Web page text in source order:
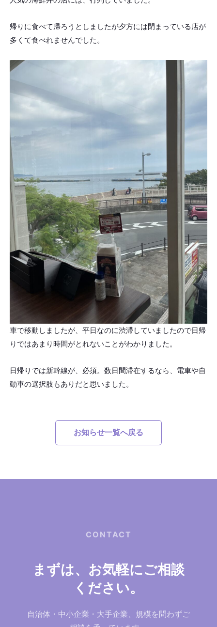
帰りに食べて帰ろうとしましたが夕方には閉まっている店が
多くて食べれませんでした。
車で移動しましたが、平日なのに渋滞していましたので日帰
りではあまり時間がとれないことがわかりました。
日帰りでは新幹線が、必須。数日間滞在するなら、電車や自
動車の選択肢もありだと思いました。
お知らせ一覧へ戻る
CONTACT
まずは、お気軽にご相談
ください。
自治体・中小企業・大手企業、規模を問わずご